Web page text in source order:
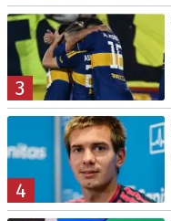
3
4